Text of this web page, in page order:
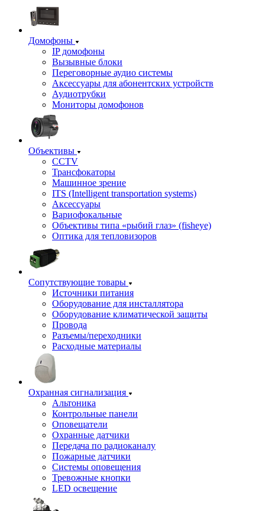
Домофоны
IP домофоны
Вызывные блоки
Переговорные аудио системы
Аксессуары для абонентских устройств
Аудиотрубки
Мониторы домофонов
Объективы
CCTV
Трансфокаторы
Машинное зрение
ITS (Intelligent transportation systems)
Аксессуары
Вариофокальные
Объективы типа «рыбий глаз» (fisheye)
Оптика для тепловизоров
Сопутствующие товары
Источники питания
Оборудование для инсталлятора
Оборудование климатической защиты
Провода
Разъемы/переходники
Расходные материалы
Охранная сигнализация
Альтоника
Контрольные панели
Оповещатели
Охранные датчики
Передача по радиоканалу
Пожарные датчики
Системы оповещения
Тревожные кнопки
LED освещение